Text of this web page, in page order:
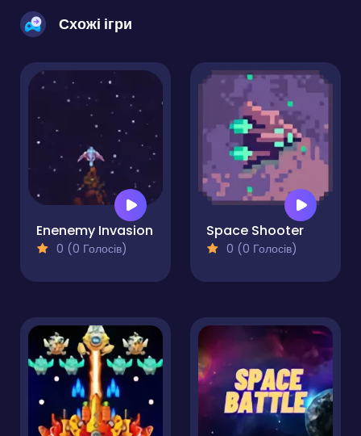
Схожі ігри
Enenemy Invasion
0 (0 Голосів)
Space Shooter
0 (0 Голосів)